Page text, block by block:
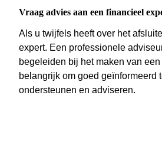
Vraag advies aan een financieel
Als u twijfels heeft over het
expert. Een professionele
begeleiden bij het maken van
belangrijk om goed geïnformeerd
ondersteunen en adviseren.